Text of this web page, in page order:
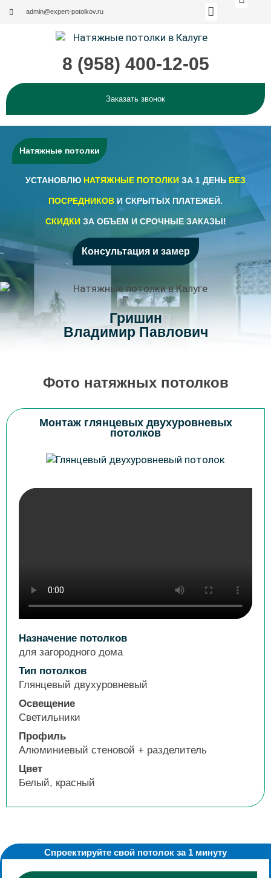
Перейти
содержимому
Меню
admin@expert-potolkov.ru
8 (958) 400-12-05
Заказать звонок
Натяжные потолки
УСТАНОВЛЮ НАТЯЖНЫЕ ПОТОЛКИ ЗА 1 ДЕНЬ БЕЗ
ПОСРЕДНИКОВ И СКРЫТЫХ ПЛАТЕЖЕЙ.
СКИДКИЗА ОБЪЕМ И СРОЧНЫЕ ЗАКАЗЫ!
Консультация и замер
Гришин
Владимир Павлович
Фото натяжных потолков
Монтаж глянцевых двухуровневых
потолков
Назначение потолков
для загородного дома
Тип потолков
Глянцевый двухуровневый
Освещение
Светильники
Профиль
Алюминиевый стеновой + разделитель
Цвет
Белый, красный
Спроектируйте свой потолок за 1 минуту​